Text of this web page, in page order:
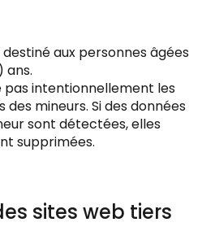
aux personnes âgées
ans.
pas intentionnellement les
mineurs. Si des données
sont détectées, elles
supprimées.
sites web tiers